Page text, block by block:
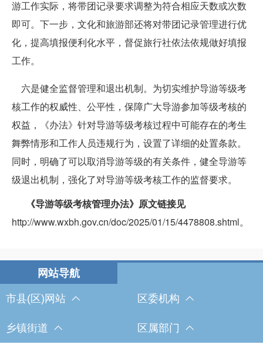
游工作实际，将带团记录要求调整为符合相应天数或次数
即可。下一步，文化和旅游部还将对带团记录管理进行优
化，提高填报便利化水平，督促旅行社依法依规做好填报
工作。
六是健全监督管理和退出机制。为切实维护导游等级考
核工作的权威性、公平性，保障广大导游参加等级考核的
权益，《办法》针对导游等级考核过程中可能存在的考生
舞弊情形和工作人员违规行为，设置了详细的处置条款。
同时，明确了可以取消导游等级的有关条件，健全导游等
级退出机制，强化了对导游等级考核工作的监督要求。
《导游等级考核管理办法》原文链接见
http://www.wxbh.gov.cn/doc/2025/01/15/4478808.shtml。
市县(区)网站 区委机构
乡镇街道 区属部门